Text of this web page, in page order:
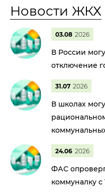
Новости ЖКХ
03.08 2026
В России
отключение
31.07 2026
В школах
24.06 2026
ФАС
коммуналку с